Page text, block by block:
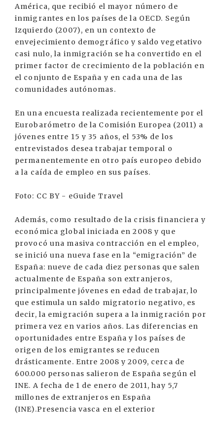
América, que recibió el mayor número de
inmigrantes en los países de la OECD. Según
Izquierdo (2007), en un contexto de
envejecimiento demográfico y saldo vegetativo
casi nulo, la inmigración se ha convertido en el
primer factor de crecimiento de la población en
el conjunto de España y en cada una de las
comunidades autónomas.
En una encuesta realizada recientemente por el
Eurobarómetro de la Comisión Europea (2011) a
jóvenes entre 15 y 35 años, el 53% de los
entrevistados desea trabajar temporal o
permanentemente en otro país europeo debido
a la caída de empleo en sus países.
Foto: CC BY - eGuide Travel
Además, como resultado de la crisis financiera y
económica global iniciada en 2008 y que
provocó una masiva contracción en el empleo,
se inició una nueva fase en la “emigración” de
España: nueve de cada diez personas que salen
actualmente de España son extranjeros,
principalmente jóvenes en edad de trabajar, lo
que estimula un saldo migratorio negativo, es
decir, la emigración supera a la inmigración por
primera vez en varios años. Las diferencias en
oportunidades entre España y los países de
origen de los emigrantes se reducen
drásticamente. Entre 2008 y 2009, cerca de
600.000 personas salieron de España según el
INE. A fecha de 1 de enero de 2011, hay 5,7
millones de extranjeros en España
(INE).Presencia vasca en el exterior